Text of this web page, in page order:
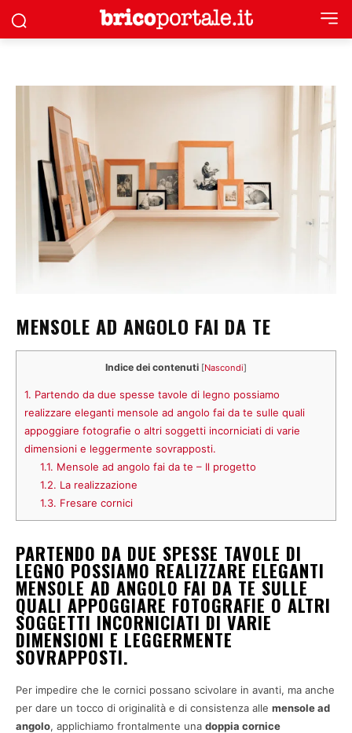
MENSOLE AD ANGOLO FAI DA TE
Indice dei contenuti [Nascondi]
1. Partendo da due spesse tavole di legno possiamo
realizzare eleganti mensole ad angolo fai da te sulle quali
appoggiare fotografie o altri soggetti incorniciati di varie
dimensioni e leggermente sovrapposti.
1.1. Mensole ad angolo fai da te – Il progetto
1.2. La realizzazione
1.3. Fresare cornici
PARTENDO DA DUE SPESSE TAVOLE DI
LEGNO POSSIAMO REALIZZARE ELEGANTI
MENSOLE AD ANGOLO FAI DA TE SULLE
QUALI APPOGGIARE FOTOGRAFIE O ALTRI
SOGGETTI INCORNICIATI DI VARIE
DIMENSIONI E LEGGERMENTE
SOVRAPPOSTI.
Per impedire che le cornici possano scivolare in avanti, ma anche
per dare un tocco di originalità e di consistenza alle mensole ad
angolo, applichiamo frontalmente una doppia cornice